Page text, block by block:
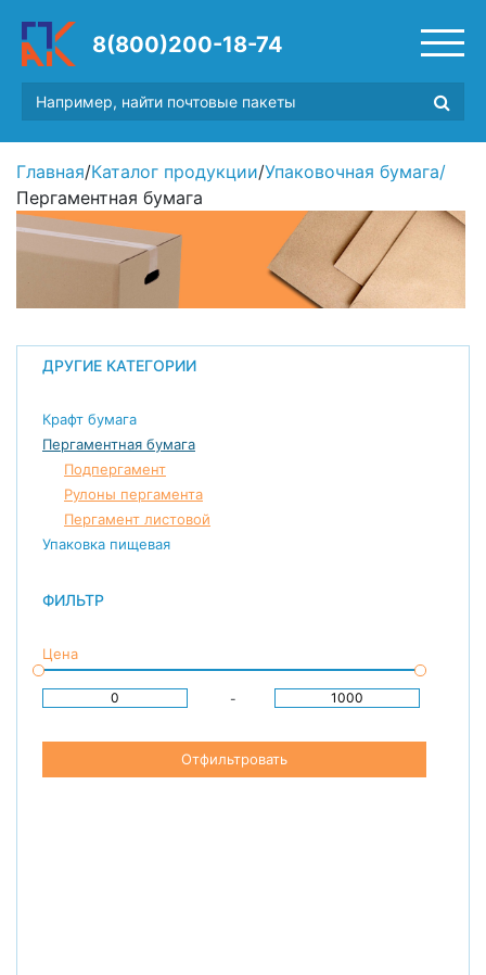
8(800)200-18-74
Главная/Каталог продукции/Упаковочная бумага/
Пергаментная бумага
ДРУГИЕ КАТЕГОРИИ
Крафт бумага
Пергаментная бумага
Подпергамент
Рулоны пергамента
Пергамент листовой
Упаковка пищевая
ФИЛЬТР
Цена
-
Отфильтровать